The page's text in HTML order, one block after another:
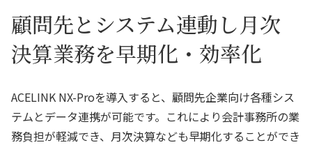
顧問先とシステム連動し月次
決算業務を早期化・効率化
ACELINK NX-Proを導入すると、顧問先企業向け各種シス
テムとデータ連携が可能です。これにより会計事務所の業
務負担が軽減でき、月次決算なども早期化することができ